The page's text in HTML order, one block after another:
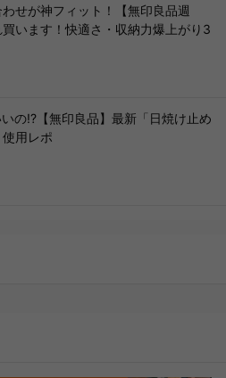
わせが神フィット！【無印良品週
います！快適さ・収納力爆上がり3
の!?【無印良品】最新「日焼け止め
用レポ